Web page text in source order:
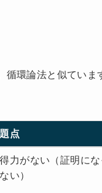
循環論法と似ていま
点
力がない（証明にな
い）